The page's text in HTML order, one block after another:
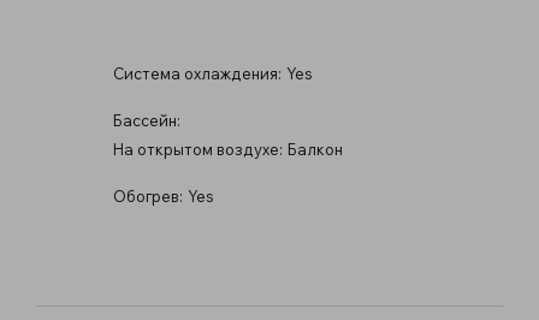
Система охлаждения: Yes
Бассейн:
На открытом воздухе: Балкон
Обогрев: Yes